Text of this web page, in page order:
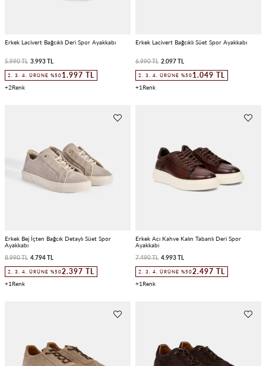
Erkek Lacivert Bağcıklı Deri Spor Ayakkabı
3.993 TL
5.990 TL
2. 3. 4. ÜRÜNE %50 1.997 TL
2
Erkek Lacivert Bağcıklı Süet Spor Ayakkabı
2.097 TL
6.990 TL
2. 3. 4. ÜRÜNE %50 1.049 TL
1
Erkek Bej İçten Bağcık Detaylı Süet Spor
Ayakkabı
4.794 TL
8.990 TL
2. 3. 4. ÜRÜNE %502.397 TL
1
Erkek Acı Kahve Kalın Tabanlı Deri Spor
Ayakkabı
4.993 TL
7.490 TL
2. 3. 4. ÜRÜNE %502.497 TL
1